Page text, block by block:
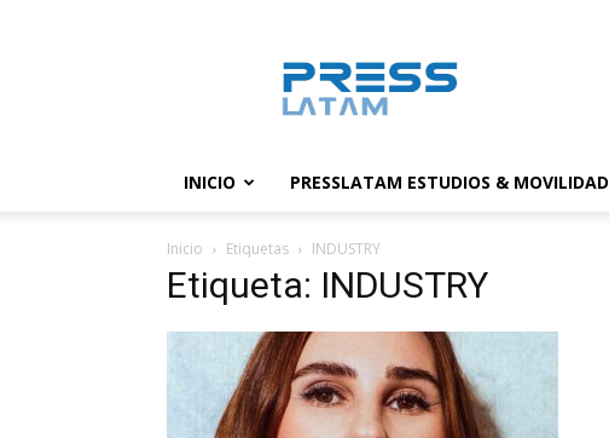
noticias
INICIO PRESSLATAM ESTUDIOS & MOVILIDAD
Inicio Etiquetas INDUSTRY
Etiqueta: INDUSTRY